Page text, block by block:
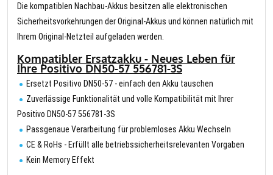
Die kompatiblen Nachbau-Akkus besitzen alle elektronischen
Sicherheitsvorkehrungen der Original-Akkus und können natürlich mit
Ihrem Original-Netzteil aufgeladen werden.
Kompatibler Ersatzakku - Neues Leben für
Ihre Positivo DN50-57 556781-3S
Ersetzt Positivo DN50-57 - einfach den Akku tauschen
Zuverlässige Funktionalität und volle Kompatibilität mit Ihrer
Positivo DN50-57 556781-3S
Passgenaue Verarbeitung für problemloses Akku Wechseln
CE & RoHs - Erfüllt alle betriebssicherheitsrelevanten Vorgaben
Kein Memory Effekt